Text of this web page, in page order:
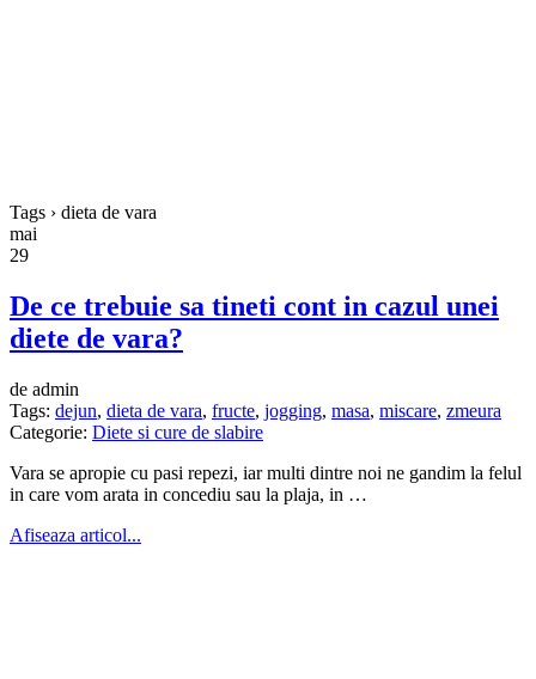
Tags › dieta de vara
mai
29
De ce trebuie sa tineti cont in cazul unei
diete de vara?
de admin
Tags: dejun, dieta de vara, fructe, jogging, masa, miscare, zmeura
Categorie: Diete si cure de slabire
Vara se apropie cu pasi repezi, iar multi dintre noi ne gandim la felul
in care vom arata in concediu sau la plaja, in …
Afiseaza articol...